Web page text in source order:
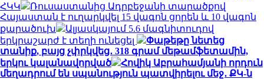
ՀԿԿ
Ռուսաստանից Ադրբեջանի տարածքով
Հայաստան է ուղարկվել 15 վագոն ցորեն և 10 վագոն
քարածուխ
Ալյասկայում 5.6 մագնիտուդով
երկրաշարժ է տեղի ունեցել
Փաթեթը նետեց
տանիք, բայց չփրկվեց․ 318 գրամ մեթամֆետամին,
երկու կալանավորված
Հովիկ Աբրահամյանի որդուն
մեղադրում են սպանություն պատվիրելու մեջ․ ՔԿ-ն